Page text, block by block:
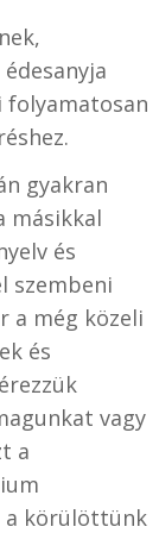
folyamatosan
gyakran
másikkal
és
szembeni
a még közeli
és
vagy
a
a körülöttünk